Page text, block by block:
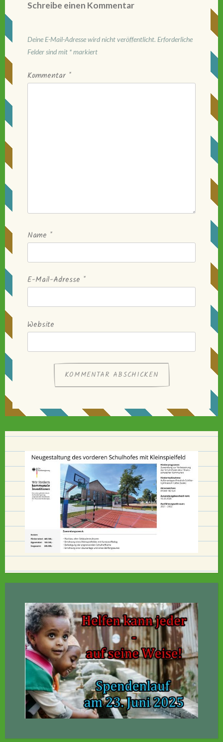
Schreibe einen Kommentar
Deine E-Mail-Adresse wird nicht veröffentlicht. Erforderliche
Felder sind mit *markiert
Kommentar *
Name *
E-Mail-Adresse *
Website